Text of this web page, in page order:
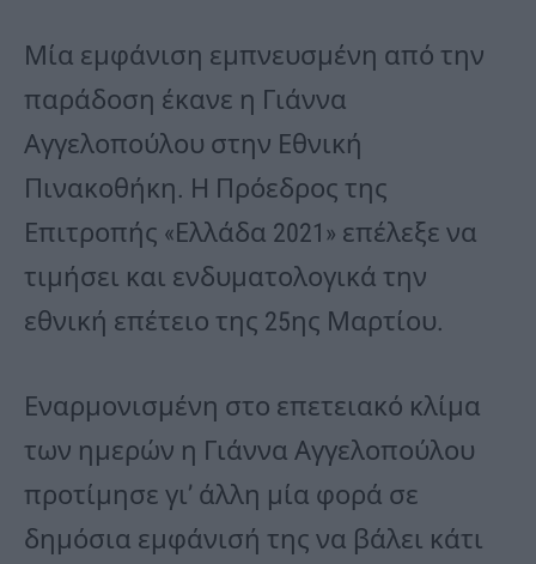
Μία εμφάνιση εμπνευσμένη από την
παράδοση έκανε η Γιάννα
Αγγελοπούλου στην Εθνική
Πινακοθήκη. Η Πρόεδρος της
Επιτροπής «Ελλάδα 2021» επέλεξε να
τιμήσει και ενδυματολογικά την
εθνική επέτειο της 25ης Μαρτίου.
Εναρμονισμένη στο επετειακό κλίμα
των ημερών η Γιάννα Αγγελοπούλου
προτίμησε γι’ άλλη μία φορά σε
δημόσια εμφάνισή της να βάλει κάτι